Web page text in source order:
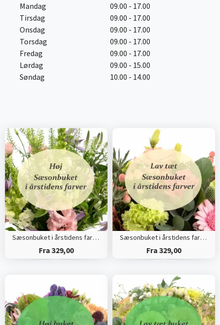
Mandag
09.00 - 17.00
Tirsdag
09.00 - 17.00
Onsdag
09.00 - 17.00
Torsdag
09.00 - 17.00
Fredag
09.00 - 17.00
Lørdag
09.00 - 15.00
Søndag
10.00 - 14.00
Sæsonbuket i årstidens farver (Høj)
Fra 329,00
Sæsonbuket i årstidens farver (Tæt)
Fra 329,00